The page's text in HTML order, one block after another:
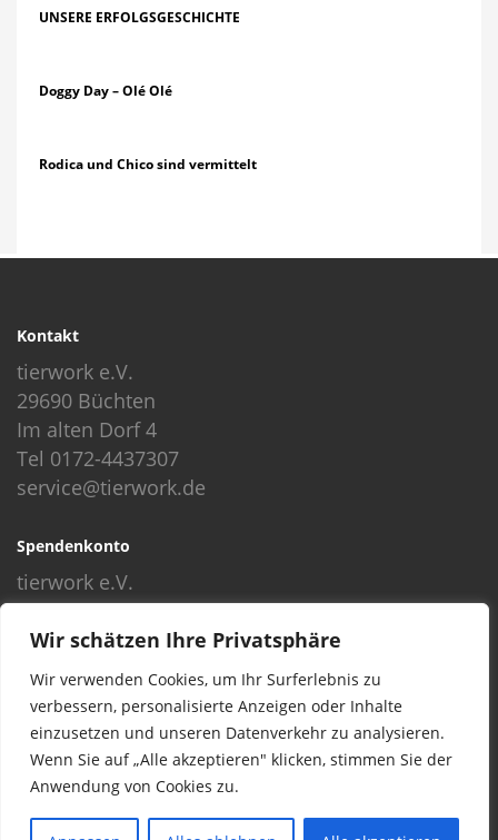
Wir schätzen Ihre Privatsphäre
Wir verwenden Cookies, um Ihr Surferlebnis zu
verbessern, personalisierte Anzeigen oder Inhalte
einzusetzen und unseren Datenverkehr zu analysieren.
Wenn Sie auf „Alle akzeptieren" klicken, stimmen Sie der
Anwendung von Cookies zu.
UNSERE ERFOLGSGESCHICHTE
Doggy Day – Olé Olé
Rodica und Chico sind vermittelt
Kontakt
tierwork e.V.
29690 Büchten
Im alten Dorf 4
Tel 0172-4437307
service@tierwork.de
Spendenkonto
tierwork e.V.
Volksbank
BLZ: 24060300
Konto: 4902218000
IBAN: DE68240603004902218000
BIC: GENODEF1NBU
© 2016 Copyright by tierwork. All rights reserved.